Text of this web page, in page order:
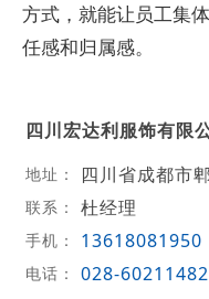
方式，就能让员工集
任感和归属感。
四川宏达利服饰有限
地址： 四川省成都市
联系： 杜经理
手机： 13618081950
电话： 028-60211482